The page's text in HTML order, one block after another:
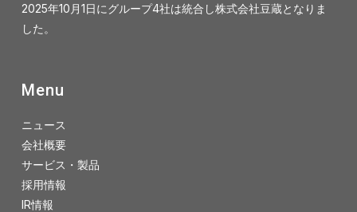
2025年10月1日にグループ4社は統合し株式会社豆蔵となりま
した。
Menu
ニュース
会社概要
サービス・製品
採用情報
IR情報